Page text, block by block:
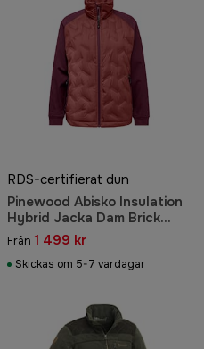
RDS-certifierat dun
Pinewood Abisko Insulation
Hybrid Jacka Dam Brick
Pink/Burgundy
Från 1 499 kr
Skickas om 5-7 vardagar